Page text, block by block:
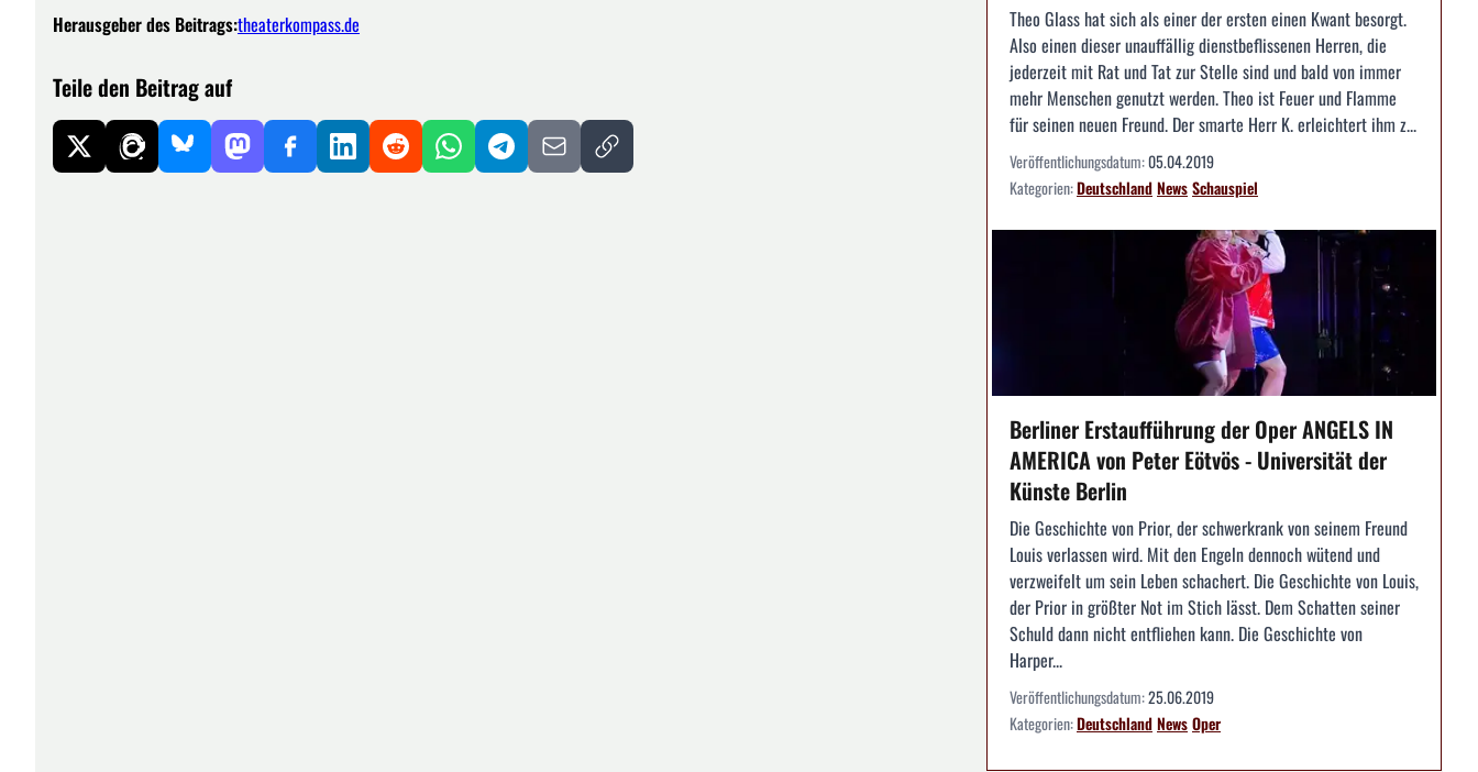
Herausgeber des Beitrags:theaterkompass.de
Teile den Beitrag auf
Theo Glass hat sich als einer der ersten einen Kwant besorgt.
Also einen dieser unauffällig dienstbeflissenen Herren, die
jederzeit mit Rat und Tat zur Stelle sind und bald von immer
mehr Menschen genutzt werden. Theo ist Feuer und Flamme
für seinen neuen Freund. Der smarte Herr K. erleichtert ihm z...
Veröffentlichungsdatum:05.04.2019
Kategorien:DeutschlandNewsSchauspiel
Berliner Erstaufführung der Oper ANGELS IN
AMERICA von Peter Eötvös - Universität der
Künste Berlin
Die Geschichte von Prior, der schwerkrank von seinem Freund
Louis verlassen wird. Mit den Engeln dennoch wütend und
verzweifelt um sein Leben schachert. Die Geschichte von Louis,
der Prior in größter Not im Stich lässt. Dem Schatten seiner
Schuld dann nicht entfliehen kann. Die Geschichte von
Harper...
Veröffentlichungsdatum:25.06.2019
Kategorien:DeutschlandNewsOper